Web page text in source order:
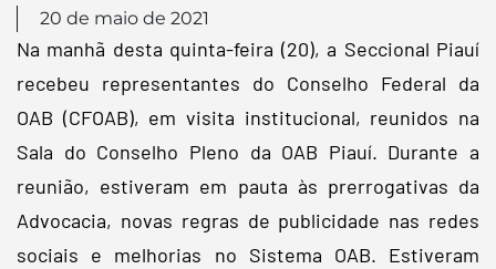
20 de maio de 2021
Na manhã desta quinta-feira (20), a Seccional Piauí
recebeu representantes do Conselho Federal da
OAB (CFOAB), em visita institucional, reunidos na
Sala do Conselho Pleno da OAB Piauí. Durante a
reunião, estiveram em pauta às prerrogativas da
Advocacia, novas regras de publicidade nas redes
sociais e melhorias no Sistema OAB. Estiveram